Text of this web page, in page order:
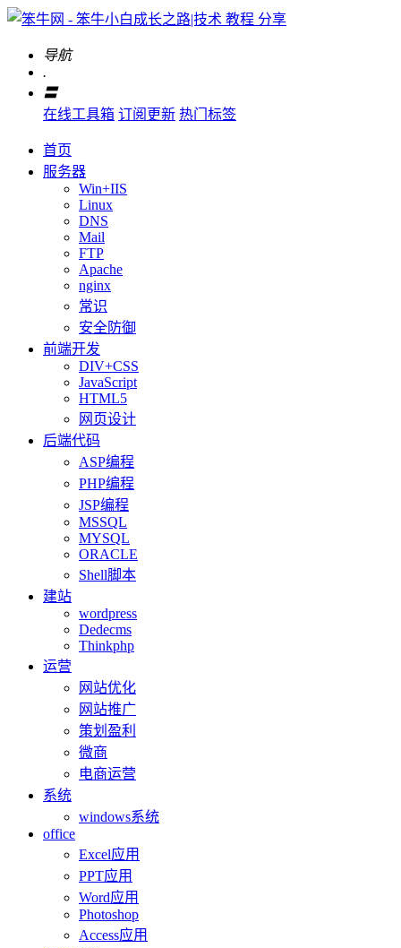
导航
.
〓
在线工具箱 订阅更新 热门标签
首页
服务器
Win+IIS
Linux
DNS
Mail
FTP
Apache
nginx
常识
安全防御
前端开发
DIV+CSS
JavaScript
HTML5
网页设计
后端代码
ASP编程
PHP编程
JSP编程
MSSQL
MYSQL
ORACLE
Shell脚本
建站
wordpress
Dedecms
Thinkphp
运营
网站优化
网站推广
策划盈利
微商
电商运营
系统
windows系统
office
Excel应用
PPT应用
Word应用
Photoshop
Access应用